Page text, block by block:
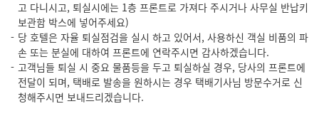
고 다니시고, 퇴실시에는 1층 프론트로 가져다 주시거나 사무실 반납키
보관함 박스에 넣어주세요)
당 호텔은 자율 퇴실점검을 실시 하고 있어서, 사용하신 객실 비품의 파
손 또는 분실에 대하여 프론트에 연락주시면 감사하겠습니다.
고객님들 퇴실 시 중요 물품등을 두고 퇴실하실 경우, 당사의 프론트에
전달이 되며, 택배로 발송을 원하시는 경우 택배기사님 방문수거로 신
청해주시면 보내드리겠습니다.